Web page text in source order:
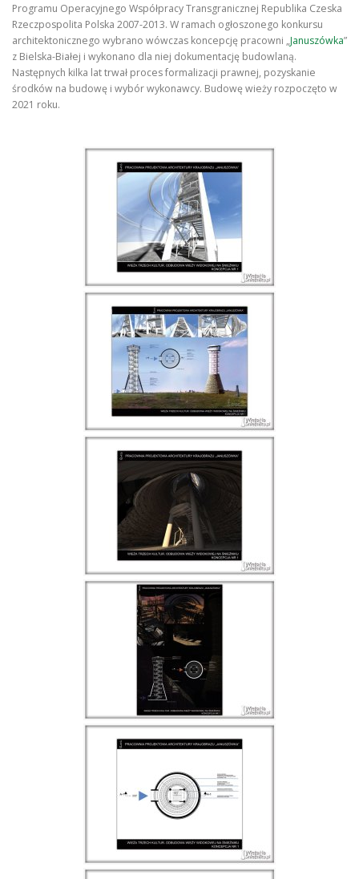
Programu Operacyjnego Współpracy Transgranicznej Republika Czeska
Rzeczpospolita Polska 2007-2013. W ramach ogłoszonego konkursu
architektonicznego wybrano wówczas koncepcję pracowni „Januszówka”
z Bielska-Białej i wykonano dla niej dokumentację budowlaną.
Następnych kilka lat trwał proces formalizacji prawnej, pozyskanie
środków na budowę i wybór wykonawcy. Budowę wieży rozpoczęto w
2021 roku.